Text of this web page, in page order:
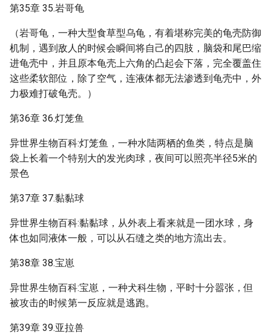
第35章 35.岩哥龟
（岩哥龟，一种大型食草型乌龟，有着堪称完美的龟壳防御
机制，遇到敌人的时候会瞬间将自己的四肢，脑袋和尾巴缩
进龟壳中，并且原本龟壳上六角的凸起会下落，完全覆盖住
这些柔软部位，除了空气，连液体都无法渗透到龟壳中，外
力极难打破龟壳。）
第36章 36.灯笼鱼
异世界生物百科:灯笼鱼，一种水陆两栖的鱼类，特点是脑
袋上长着一个特别大的发光肉球，夜间可以照亮半径5米的
景色
第37章 37.黏黏球
异世界生物百科:黏黏球，从外表上看来就是一团水球，身
体也如同液体一般，可以从石缝之类的地方流出去。
第38章 38.宝崽
异世界生物百科:宝崽，一种犬科生物，平时十分嚣张，但
被攻击的时候第一反应就是逃跑。
第39章 39.亚拉兽